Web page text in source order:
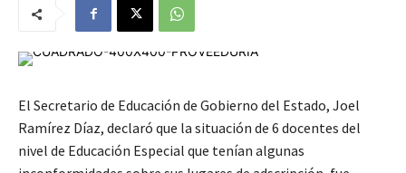
El Secretario de Educación de Gobierno del Estado, Joel
Ramírez Díaz, declaró que la situación de 6 docentes del
nivel de Educación Especial que tenían algunas